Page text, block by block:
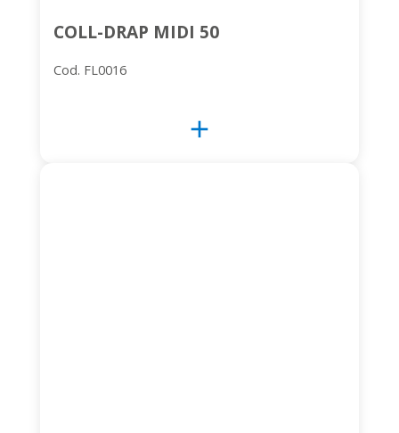
COLL-DRAP MIDI 50
Cod. FL0016
add